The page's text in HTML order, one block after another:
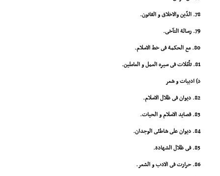
78. الدّین والاخلاق و القانون.
79. رسالة التآخى.
80. مع الحکمة فى خط الاسلام.
81. تأمّلات فى سیره العمل و العاملین.
د) ادبیات و شعر
82. دیوان فى ظلال الاسلام.
83. قصاید الاسلام و الحیات.
84. دیوان على شاطئى الوجدان.
85. فى ظلال الشهادة.
86. حرارت فى الادب و الشعر.